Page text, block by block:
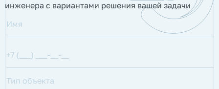
инженера с вариантами решения вашей задачи